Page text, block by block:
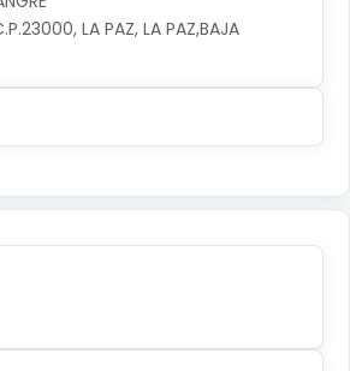
LA PAZ, LA PAZ,BAJA